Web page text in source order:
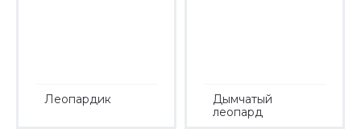
Леопардик
Дымчатый
леопард